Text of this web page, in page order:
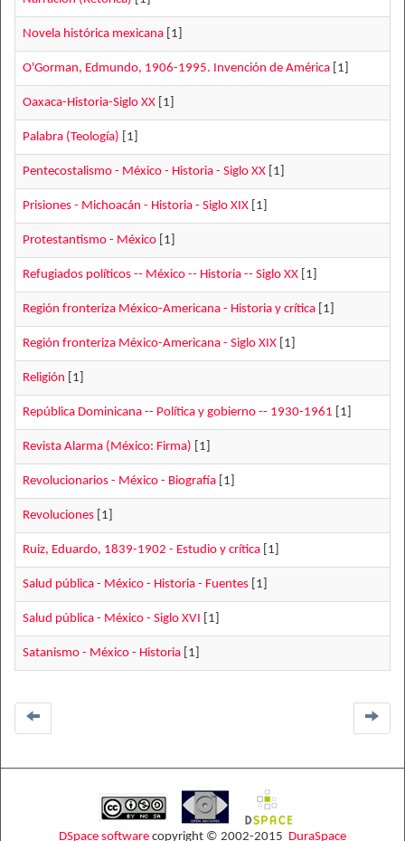
Novela histórica mexicana [1]
O'Gorman, Edmundo, 1906-1995. Invención de América [1]
Oaxaca-Historia-Siglo XX [1]
Palabra (Teología) [1]
Pentecostalismo - México - Historia - Siglo XX [1]
Prisiones - Michoacán - Historia - Siglo XIX [1]
Protestantismo - México [1]
Refugiados políticos -- México -- Historia -- Siglo XX [1]
Región fronteriza México-Americana - Historia y crítica [1]
Región fronteriza México-Americana - Siglo XIX [1]
Religión [1]
República Dominicana -- Política y gobierno -- 1930-1961 [1]
Revista Alarma (México: Firma) [1]
Revolucionarios - México - Biografía [1]
Revoluciones [1]
Ruiz, Eduardo, 1839-1902 - Estudio y crítica [1]
Salud pública - México - Historia - Fuentes [1]
Salud pública - México - Siglo XVI [1]
Satanismo - México - Historia [1]
DSpace software copyright © 2002-2015 DuraSpace